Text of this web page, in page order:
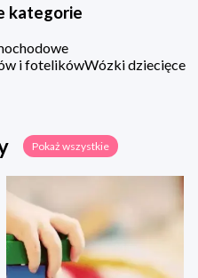
kategorie
i fotelikówWózki dziecięce
Pokaż wszystkie